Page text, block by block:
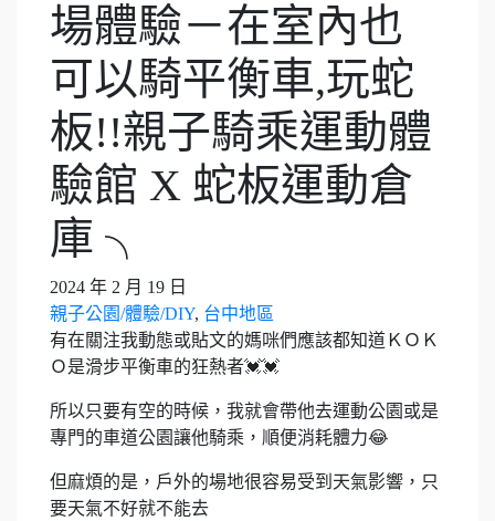
場體驗－在室內也
可以騎平衡車,玩蛇
板!!親子騎乘運動體
驗館 X 蛇板運動倉
庫 ╮
2024 年 2 月 19 日
親子公園/體驗/DIY, 台中地區
有在關注我動態或貼文的媽咪們應該都知道ＫＯＫ
Ｏ是滑步平衡車的狂熱者💓💓
所以只要有空的時候，我就會帶他去運動公園或是
專門的車道公園讓他騎乘，順便消耗體力😂
但麻煩的是，戶外的場地很容易受到天氣影響，只
要天氣不好就不能去